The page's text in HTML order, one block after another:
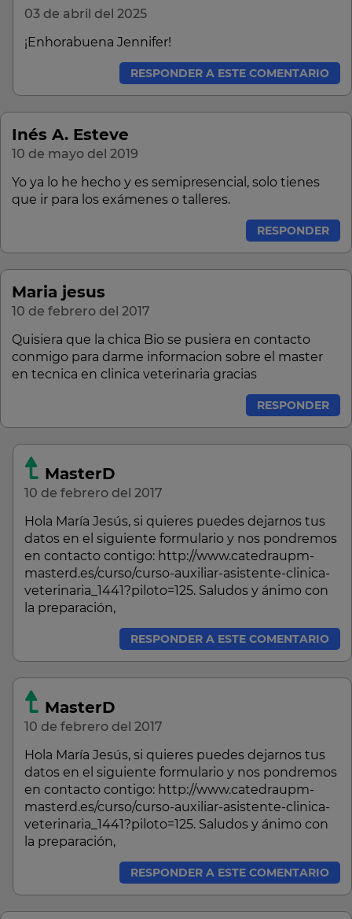
03 de abril del 2025
¡Enhorabuena Jennifer!
RESPONDER A ESTE COMENTARIO
Inés A. Esteve
10 de mayo del 2019
Yo ya lo he hecho y es semipresencial, solo tienes
que ir para los exámenes o talleres.
RESPONDER
Maria jesus
10 de febrero del 2017
Quisiera que la chica Bio se pusiera en contacto
conmigo para darme informacion sobre el master
en tecnica en clinica veterinaria gracias
RESPONDER
MasterD
10 de febrero del 2017
Hola María Jesús, si quieres puedes dejarnos tus
datos en el siguiente formulario y nos pondremos
en contacto contigo: http://www.catedraupm-
masterd.es/curso/curso-auxiliar-asistente-clinica-
veterinaria_1441?piloto=125. Saludos y ánimo con
la preparación,
RESPONDER A ESTE COMENTARIO
MasterD
10 de febrero del 2017
Hola María Jesús, si quieres puedes dejarnos tus
datos en el siguiente formulario y nos pondremos
en contacto contigo: http://www.catedraupm-
masterd.es/curso/curso-auxiliar-asistente-clinica-
veterinaria_1441?piloto=125. Saludos y ánimo con
la preparación,
RESPONDER A ESTE COMENTARIO